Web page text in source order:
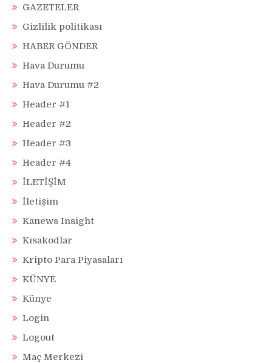
GAZETELER
Gizlilik politikası
HABER GÖNDER
Hava Durumu
Hava Durumu #2
Header #1
Header #2
Header #3
Header #4
İLETİŞİM
İletişim
Kanews Insight
Kısakodlar
Kripto Para Piyasaları
KÜNYE
Künye
Login
Logout
Maç Merkezi